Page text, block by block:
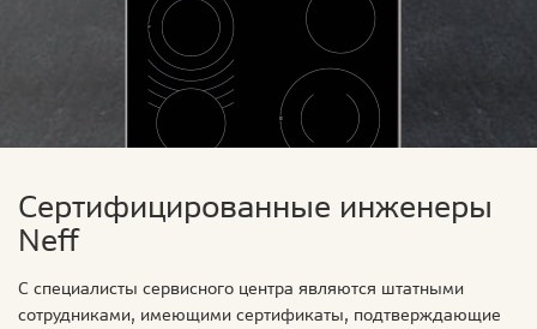
Сертифицированные инженеры
Neff
С специалисты сервисного центра являются штатными
сотрудниками, имеющими сертификаты, подтверждающие